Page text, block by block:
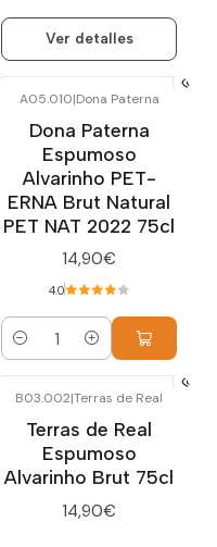
Ver detalles
A05.010|Dona Paterna
Dona Paterna
Espumoso
Alvarinho PET-
ERNA Brut Natural
PET NAT 2022 75cl
14,90€
4.0
Cantidad
B03.002|Terras de Real
Terras de Real
Espumoso
Alvarinho Brut 75cl
14,90€